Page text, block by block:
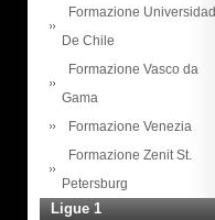
Formazione Universidad
De Chile
Formazione Vasco da
Gama
Formazione Venezia
Formazione Zenit St.
Petersburg
Ligue 1